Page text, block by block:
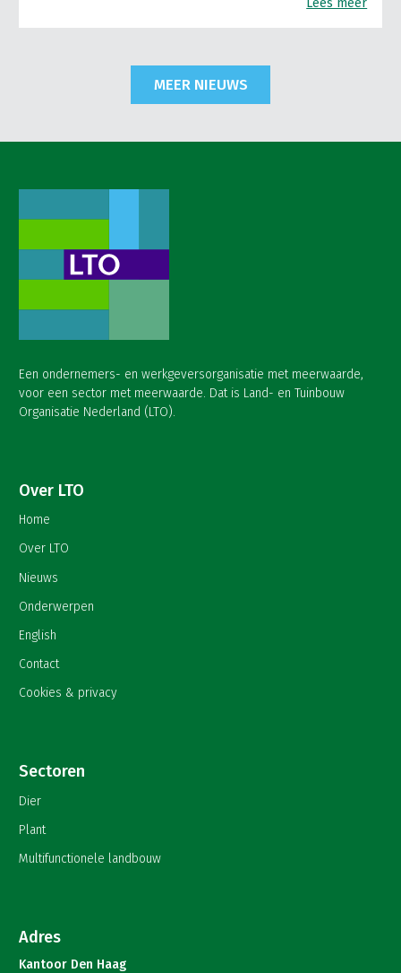
Lees meer
MEER NIEUWS
Een ondernemers- en werkgeversorganisatie met meerwaarde,
voor een sector met meerwaarde. Dat is Land- en Tuinbouw
Organisatie Nederland (LTO).
Over LTO
Home
Over LTO
Nieuws
Onderwerpen
English
Contact
Cookies & privacy
Sectoren
Dier
Plant
Multifunctionele landbouw
Adres
Kantoor Den Haag